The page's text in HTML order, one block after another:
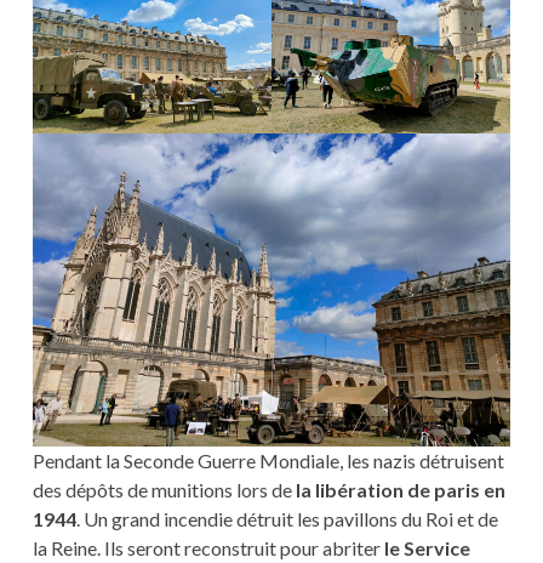
Pendant la Seconde Guerre Mondiale, les nazis détruisent
des dépôts de munitions lors de la libération de paris en
1944. Un grand incendie détruit les pavillons du Roi et de
la Reine. Ils seront reconstruit pour abriter le Service